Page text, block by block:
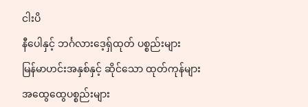
ငါးပိ
နီပေါနှင့် ဘင်္ဂလားဒေ့ရှ်ထုတ် ပစ္စည်းများ
မြန်မာဟင်းအနှစ်နှင့် ဆိုင်သော ထုတ်ကုန်များ
အထွေထွေပစ္စည်းများ